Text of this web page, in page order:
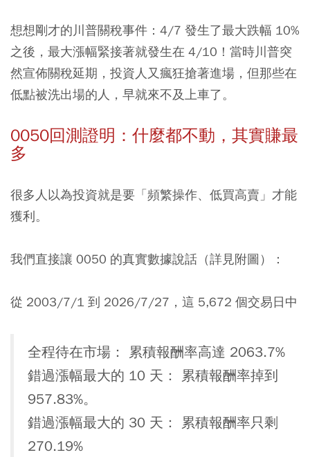
想想剛才的川普關稅事件：4/7 發生了最大跌幅 10%
之後，最大漲幅緊接著就發生在 4/10！當時川普突
然宣佈關稅延期，投資人又瘋狂搶著進場，但那些在
低點被洗出場的人，早就來不及上車了。
0050回測證明：什麼都不動，其實賺最
多
很多人以為投資就是要「頻繁操作、低買高賣」才能
獲利。
我們直接讓 0050 的真實數據說話（詳見附圖）：
從 2003/7/1 到 2026/7/27，這 5,672 個交易日中
全程待在市場： 累積報酬率高達 2063.7%
錯過漲幅最大的 10 天： 累積報酬率掉到
957.83%。
錯過漲幅最大的 30 天： 累積報酬率只剩
270.19%